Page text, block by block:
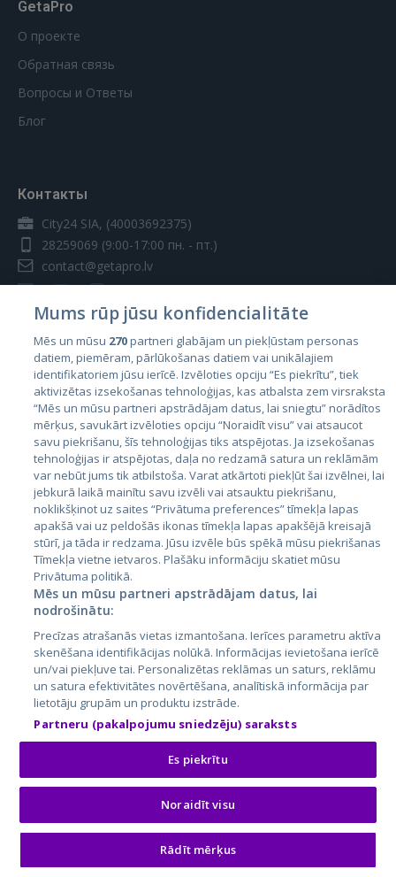
ART DEKO group
ПРЕДЛОЖИТЬ ЗАКАЗ
GetaPro
О проекте
Обратная связь
Вопросы и Ответы
Блог
Контакты
City24 SIA, (40003692375)
28259069 (9:00-17:00 пн. - пт.)
contact@getapro.lv
Страны
Эстония
Латвия
Литва
City24.lv
City24.ee
GetaPro.lv
GetaPro.ee
Skelbiu.lt
Autoplius.lt
Aruodas.lt
Kainos.lt
Paslaugos.lt
auto24.ee
KV.ee
Osta.ee
KuldneBörs.ee
Mums rūp jūsu konfidencialitāte
Mēs un mūsu 270partneri glabājam un piekļūstam personas
datiem, piemēram, pārlūkošanas datiem vai unikālajiem
identifikatoriem jūsu ierīcē. Izvēloties opciju “Es piekrītu”, tiek
aktivizētas izsekošanas tehnoloģijas, kas atbalsta zem virsraksta
“Mēs un mūsu partneri apstrādājam datus, lai sniegtu” norādītos
mērķus, savukārt izvēloties opciju “Noraidīt visu” vai atsaucot
savu piekrišanu, šīs tehnoloģijas tiks atspējotas. Ja izsekošanas
tehnoloģijas ir atspējotas, daļa no redzamā satura un reklāmām
var nebūt jums tik atbilstoša. Varat atkārtoti piekļūt šai izvēlnei, lai
jebkurā laikā mainītu savu izvēli vai atsauktu piekrišanu,
noklikšķinot uz saites “Privātuma preferences” tīmekļa lapas
apakšā vai uz peldošās ikonas tīmekļa lapas apakšējā kreisajā
stūrī, ja tāda ir redzama. Jūsu izvēle būs spēkā mūsu piekrišanas
Tīmekļa vietne ietvaros. Plašāku informāciju skatiet mūsu
Privātuma politikā.
Mēs un mūsu partneri apstrādājam datus, lai
nodrošinātu:
Precīzas atrašanās vietas izmantošana. Ierīces parametru aktīva
skenēšana identifikācijas nolūkā. Informācijas ievietošana ierīcē
un/vai piekļuve tai. Personalizētas reklāmas un saturs, reklāmu
un satura efektivitātes novērtēšana, analītiskā informācija par
lietotāju grupām un produktu izstrāde.
Partneru (pakalpojumu sniedzēju) saraksts
Es piekrītu
Noraidīt visu
Rādīt mērķus